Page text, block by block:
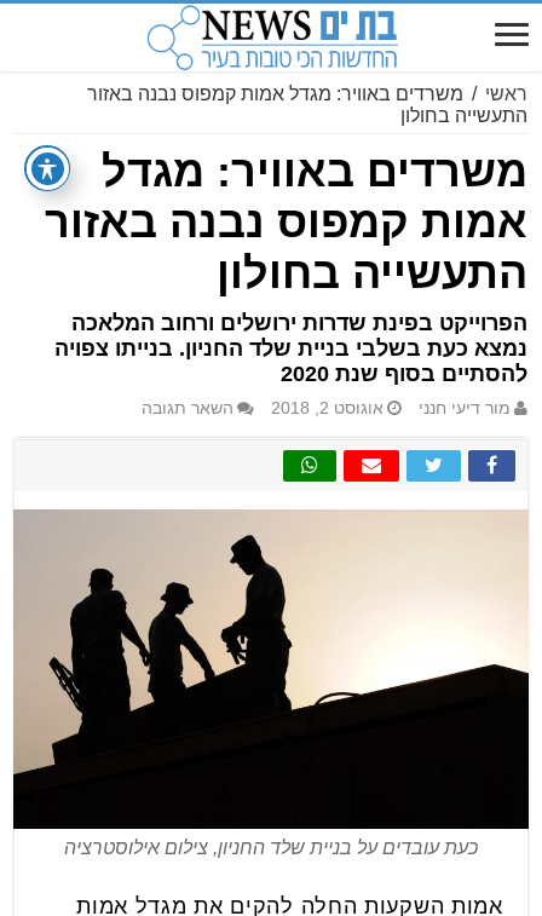
ראשי / משרדים באוויר: מגדל אמות קמפוס נבנה באזור
התעשייה בחולון
משרדים באוויר: מגדל
אמות קמפוס נבנה באזור
התעשייה בחולון
הפרוייקט בפינת שדרות ירושלים ורחוב המלאכה
נמצא כעת בשלבי בניית שלד החניון. בנייתו צפויה
להסתיים בסוף שנת 2020
מור דיעי חנני אוגוסט 2, 2018 השאר תגובה
כעת עובדים על בניית שלד החניון, צילום אילוסטרציה
אמות השקעות החלה להקים את מגדל אמות